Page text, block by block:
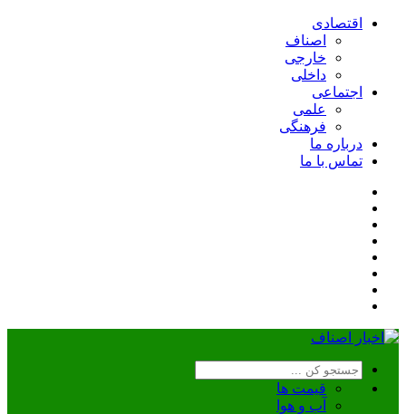
اقتصادی
اصناف
خارجی
داخلی
اجتماعی
علمی
فرهنگی
درباره ما
تماس با ما
قیمت ها
آب و هوا